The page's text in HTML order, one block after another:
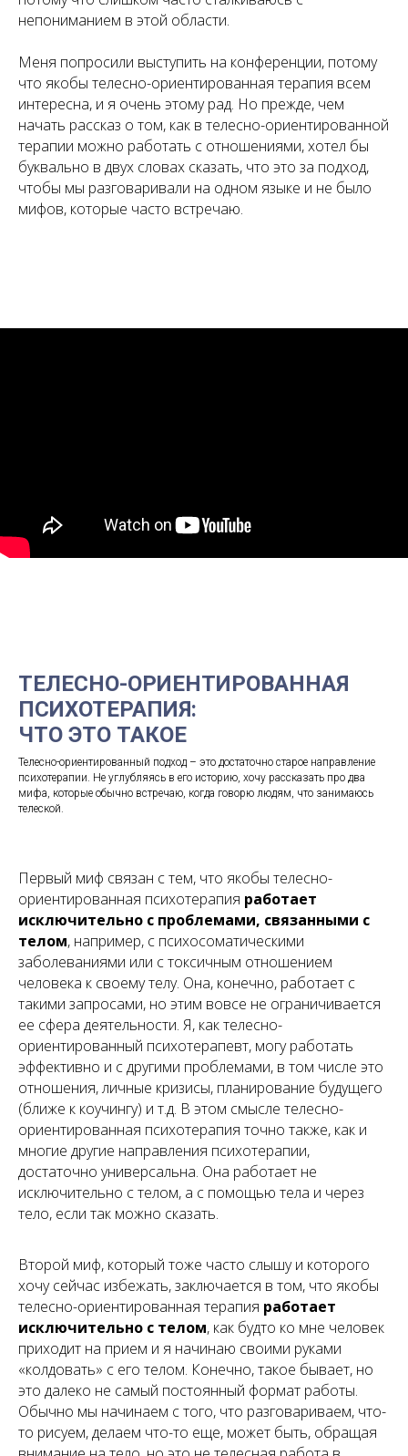
непониманием в этой области.
Меня попросили выступить на конференции, потому
что якобы телесно-ориентированная терапия всем
интересна, и я очень этому рад. Но прежде, чем
начать рассказ о том, как в телесно-ориентированной
терапии можно работать с отношениями, хотел бы
буквально в двух словах сказать, что это за подход,
чтобы мы разговаривали на одном языке и не было
мифов, которые часто встречаю.
ТЕЛЕСНО-ОРИЕНТИРОВАННАЯ
ПСИХОТЕРАПИЯ:
ЧТО ЭТО ТАКОЕ
Телесно-ориентированный подход – это достаточно старое направление
психотерапии. Не углубляясь в его историю, хочу рассказать про два
мифа, которые обычно встречаю, когда говорю людям, что занимаюсь
телеской.
Первый миф связан с тем, что якобы телесно-
ориентированная психотерапия работает
исключительно с проблемами, связанными с
телом, например, с психосоматическими
заболеваниями или с токсичным отношением
человека к своему телу. Она, конечно, работает с
такими запросами, но этим вовсе не ограничивается
ее сфера деятельности. Я, как телесно-
ориентированный психотерапевт, могу работать
эффективно и с другими проблемами, в том числе это
отношения, личные кризисы, планирование будущего
(ближе к коучингу) и т.д. В этом смысле телесно-
ориентированная психотерапия точно также, как и
многие другие направления психотерапии,
достаточно универсальна. Она работает не
исключительно с телом, а с помощью тела и через
тело, если так можно сказать.
Второй миф, который тоже часто слышу и которого
хочу сейчас избежать, заключается в том, что якобы
телесно-ориентированная терапия работает
исключительно с телом, как будто ко мне человек
приходит на прием и я начинаю своими руками
«колдовать» с его телом. Конечно, такое бывает, но
это далеко не самый постоянный формат работы.
Обычно мы начинаем с того, что разговариваем, что-
то рисуем, делаем что-то еще, может быть, обращая